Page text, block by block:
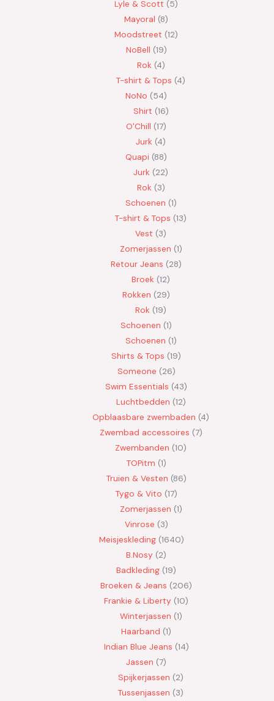
Lyle & Scott
5
Mayoral 8
Moodstreet 12
NoBell 19
Rok 4
T-shirt & Tops 4
NoNo
54
Shirt 16
O'Chill 17
Jurk 4
Quapi 88
Jurk
22
Rok 3
Schoenen 1
T-shirt & Tops 13
Vest
3
Zomerjassen 1
Retour Jeans
28
Broek 12
Rokken
29
Rok 19
Schoenen 1
Schoenen 1
Shirts & Tops 19
Someone 26
Swim Essentials 43
Luchtbedden 12
Opblaasbare zwembaden 4
Zwembad accessoires 7
Zwembanden 10
TOPitm 1
Truien & Vesten 86
Tygo & Vito 17
Zomerjassen 1
Vinrose 3
Meisjeskleding 1640
B.Nosy
2
Badkleding 19
Broeken & Jeans
206
Frankie & Liberty 10
Winterjassen 1
Haarband 1
Indian Blue Jeans 14
Jassen 7
Spijkerjassen
2
Tussenjassen
3